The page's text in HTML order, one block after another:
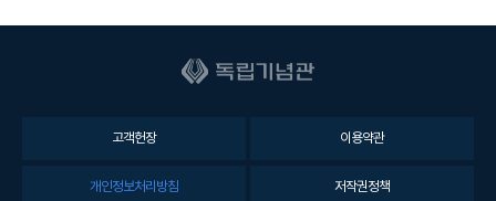
고객헌장 이용약관
개인정보처리방침 저작권정책